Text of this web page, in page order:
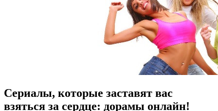
Сериалы, которые заставят вас
взяться за сердце: дорамы онлайн!